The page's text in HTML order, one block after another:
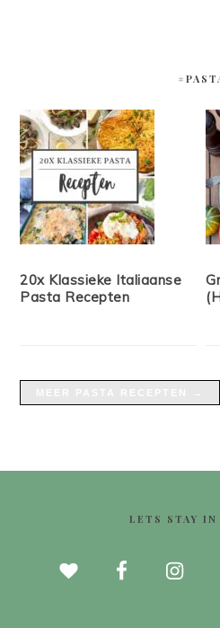
20x Klassieke Italiaanse
Pasta Recepten
LETS STAY